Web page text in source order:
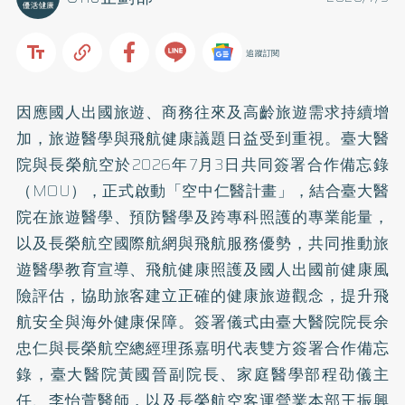
追蹤訂閱
因應國人出國旅遊、商務往來及高齡旅遊需求持續增
加，旅遊醫學與飛航健康議題日益受到重視。臺大醫
院與長榮航空於2026年7月3日共同簽署合作備忘錄
（MOU），正式啟動「空中仁醫計畫」，結合臺大醫
院在旅遊醫學、預防醫學及跨專科照護的專業能量，
以及長榮航空國際航網與飛航服務優勢，共同推動旅
遊醫學教育宣導、飛航健康照護及國人出國前健康風
險評估，協助旅客建立正確的健康旅遊觀念，提升飛
航安全與海外健康保障。簽署儀式由臺大醫院院長余
忠仁與長榮航空總經理孫嘉明代表雙方簽署合作備忘
錄，臺大醫院黃國晉副院長、家庭醫學部程劭儀主
任、李怡萱醫師，以及長榮航空客運營業本部王振興